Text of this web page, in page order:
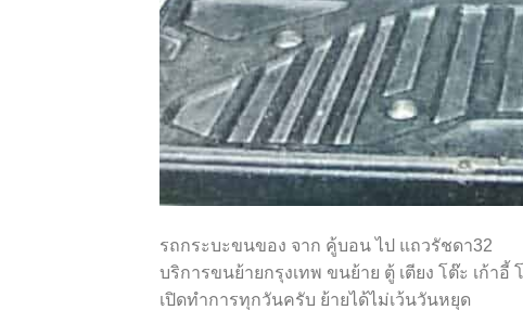
รถกระบะขนของ จาก คู้บอน ไป แถวรัชดา32
บริการขนย้ายกรุงเทพ ขนย้าย ตู้ เตียง โต๊ะ เก้า
เปิดทำการทุกวันครับ ย้ายได้ไม่เว้นวันหยุด